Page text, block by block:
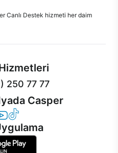
Canlı Destek hizmeti her daim
250 77 77
Casper
LinkedIn
YouTube
Casper TikTok